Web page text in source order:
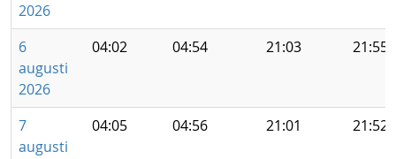
2026
6
augusti
2026
04:02 04:54 21:03 21:55
7
augusti
04:05 04:56 21:01 21:52